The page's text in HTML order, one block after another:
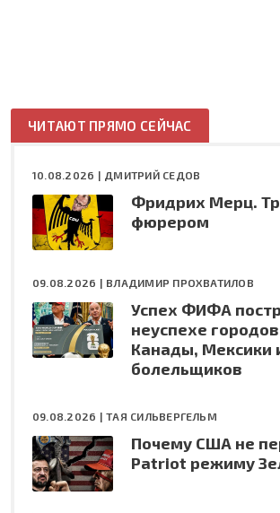
ЧИТАЮТ ПРЯМО СЕЙЧАС
10.08.2026 | ДМИТРИЙ СЕДОВ
Фридрих Мерц.
фюрером
09.08.2026 | ВЛАДИМИР ПРОХВАТИЛОВ
Успех ФИФА
неуспехе
Канады, Мексики
болельщиков
09.08.2026 |ТАЯ СИЛЬВЕРГЕЛЬМ
Почему США не
Patriot режиму